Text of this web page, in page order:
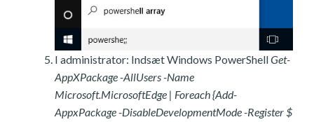
I administrator: Indsæt Windows PowerShellGet-
AppXPackage -AllUsers -Name
Microsoft.MicrosoftEdge | Foreach {Add-
AppxPackage -DisableDevelopmentMode -Register $